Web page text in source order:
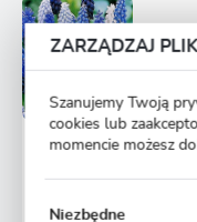
6,24
ZARZĄDZAJ
Szanujemy Twoją
cookies lub
momencie możesz
Niezbędne